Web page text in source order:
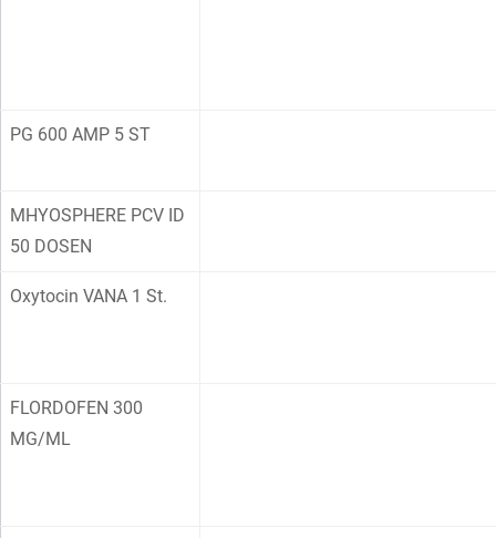
PG 600 AMP 5 ST
MHYOSPHERE PCV ID
50 DOSEN
Oxytocin VANA 1 St.
FLORDOFEN 300
MG/ML